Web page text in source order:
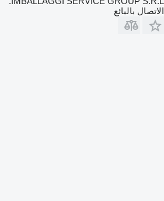
الاتصال بالبائع